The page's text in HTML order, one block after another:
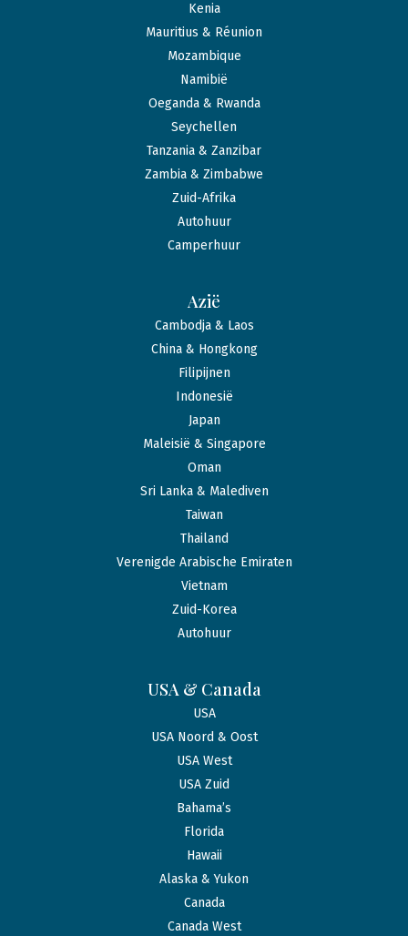
Kenia
Mauritius & Réunion
Mozambique
Namibië
Oeganda & Rwanda
Seychellen
Tanzania & Zanzibar
Zambia & Zimbabwe
Zuid-Afrika
Autohuur
Camperhuur
Azië
Cambodja & Laos
China & Hongkong
Filipijnen
Indonesië
Japan
Maleisië & Singapore
Oman
Sri Lanka & Malediven
Taiwan
Thailand
Verenigde Arabische Emiraten
Vietnam
Zuid-Korea
Autohuur
USA & Canada
USA
USA Noord & Oost
USA West
USA Zuid
Bahama’s
Florida
Hawaii
Alaska & Yukon
Canada
Canada West